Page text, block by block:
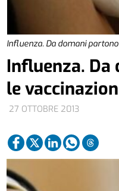
Influenza. Da domani
27 OTTOBRE 2013
Influenza.
le